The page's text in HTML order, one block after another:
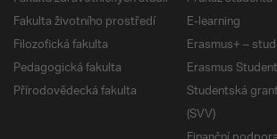
Fakulta životního prostředí
Filozofická fakulta
Pedagogická fakulta
Přírodovědecká fakulta
E-learning
Erasmus+ –
Erasmus
Studentská
(SVV)